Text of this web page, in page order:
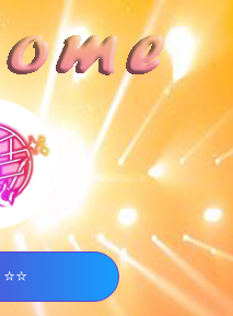
⭐⭐